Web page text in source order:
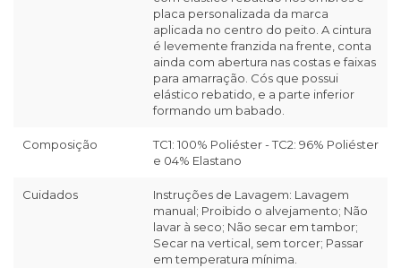
placa personalizada da marca
aplicada no centro do peito. A cintura
é levemente franzida na frente, conta
ainda com abertura nas costas e faixas
para amarração. Cós que possui
elástico rebatido, e a parte inferior
formando um babado.
Composição
TC1: 100% Poliéster - TC2: 96% Poliéster
e 04% Elastano
Cuidados
Instruções de Lavagem: Lavagem
manual; Proibido o alvejamento; Não
lavar à seco; Não secar em tambor;
Secar na vertical, sem torcer; Passar
em temperatura mínima.